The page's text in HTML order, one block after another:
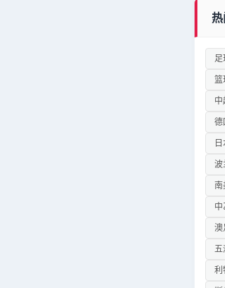
足
篮
中
德
波
南
中
澳
五
利